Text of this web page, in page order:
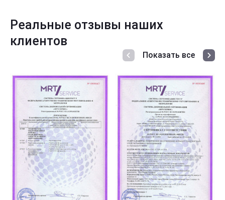
Реальные отзывы наших
клиентов
Показать все